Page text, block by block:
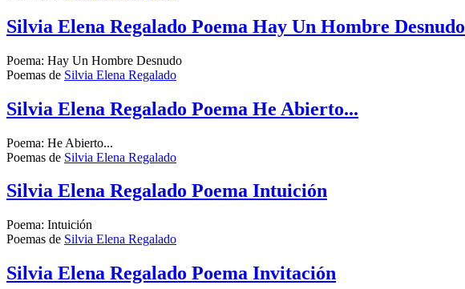
Silvia Elena Regalado Poema Hay Un Hombre Desnudo
Poema: Hay Un Hombre Desnudo
Poemas de Silvia Elena Regalado
Silvia Elena Regalado Poema He Abierto...
Poema: He Abierto...
Poemas de Silvia Elena Regalado
Silvia Elena Regalado Poema Intuición
Poema: Intuición
Poemas de Silvia Elena Regalado
Silvia Elena Regalado Poema Invitación